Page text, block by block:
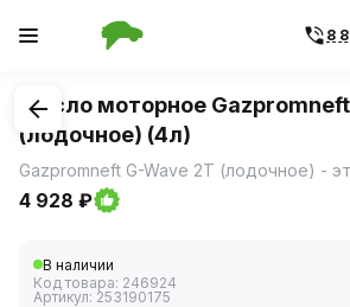
8
1/1
Масло моторное
(лодочное) (4л)
4 928 ₽
В наличии
Код товара: 246924
Артикул: 253190175